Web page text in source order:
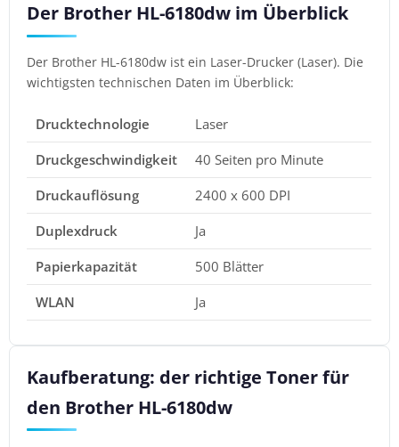
Der Brother HL-6180dw im Überblick
Der Brother HL-6180dw ist ein Laser-Drucker (Laser). Die
wichtigsten technischen Daten im Überblick:
Drucktechnologie
Laser
Druckgeschwindigkeit
40 Seiten pro Minute
Druckauflösung
2400 x 600 DPI
Duplexdruck
Ja
Papierkapazität
500 Blätter
WLAN
Ja
Kaufberatung: der richtige Toner für
den Brother HL-6180dw